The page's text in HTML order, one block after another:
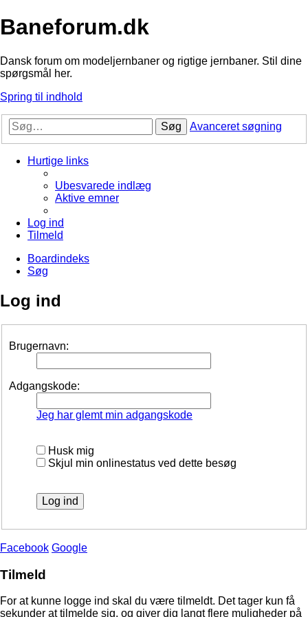
Baneforum.dk
Dansk forum om modeljernbaner og rigtige jernbaner. Stil dine
spørgsmål her.
Spring til indhold
Søg Avanceret søgning
Hurtige links
Ubesvarede indlæg
Aktive emner
Log ind
Tilmeld
Boardindeks
Søg
Log ind
Brugernavn:
Adgangskode:
Jeg har glemt min adgangskode
Husk mig
Skjul min onlinestatus ved dette besøg
Facebook Google
Tilmeld
For at kunne logge ind skal du være tilmeldt. Det tager kun få
sekunder at tilmelde sig, og giver dig langt flere muligheder på